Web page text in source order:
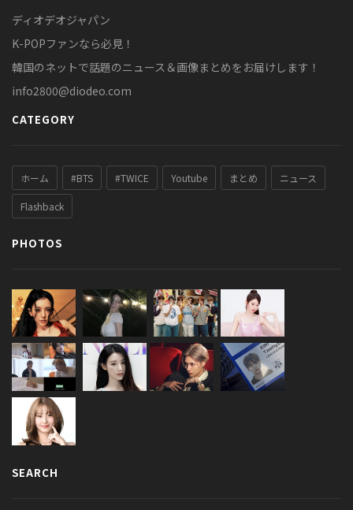
ディオデオジャパン
K-POPファンなら必見！
韓国のネットで話題のニュース＆画像まとめをお届けします！
info2800@diodeo.com
CATEGORY
ホーム #BTS #TWICE Youtube まとめ ニュース
Flashback
PHOTOS
SEARCH